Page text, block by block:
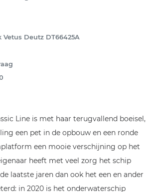
Vetus Deutz DT66425A
Line is met haar terugvallend boeisel,
een pet in de opbouw en een ronde
een mooie verschijning op het
heeft met veel zorg het schip
laatste jaren dan ook het een en ander
in 2020 is het onderwaterschip